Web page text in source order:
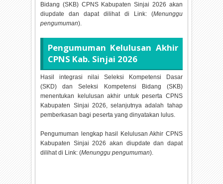
Bidang (SKB) CPNS Kabupaten Sinjai 2026 akan
diupdate dan dapat dilihat di Link: (Menunggu
pengumuman).
Pengumuman Kelulusan Akhir
CPNS Kab. Sinjai 2026
Hasil integrasi nilai Seleksi Kompetensi Dasar
(SKD) dan Seleksi Kompetensi Bidang (SKB)
menentukan kelulusan akhir untuk peserta CPNS
Kabupaten Sinjai 2026, selanjutnya adalah tahap
pemberkasan bagi peserta yang dinyatakan lulus.
Pengumuman lengkap hasil Kelulusan Akhir CPNS
Kabupaten Sinjai2026 akan diupdate dan dapat
dilihat di Link: (Menunggu pengumuman).